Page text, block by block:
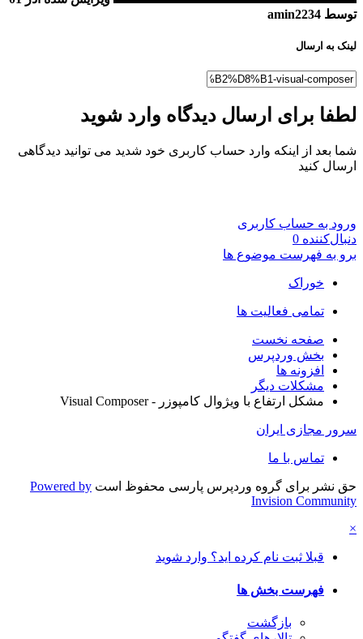
توسط amin2234
لینک به ارسال
لطفا برای ارسال دیدگاه وارد شوید
شما بعد از اینکه وارد حساب کاربری خود شدید می توانید دیدگاهی
ارسال کنید
ورود به حساب کاربری
دنبال‌کننده 0
برو به فهرست موضوع ها
خوراک
تمامی فعالیت ها
صفحه نخست
بخش وردپرس
افزونه ها
مشکلات دیگر
مشکل ارتفاع با ویژوال کامپوزر - Visual Composer
سرور مجازی ایران
تماس با ما
حق نشر برای گروه وردپرس پارسی محفوظ است Powered by
Invision Community
×
قبلا ثبت نام کرده اید؟ وارد شوید
فهرست بخش ها
بازگشت